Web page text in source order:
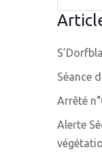
Séance
Arrêté
Alerte